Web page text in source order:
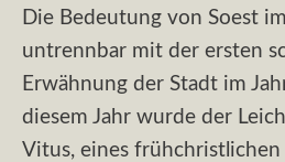
Die Bedeutung von Soest
untrennbar mit der ersten
Erwähnung der Stadt im
diesem Jahr wurde der
Vitus, eines